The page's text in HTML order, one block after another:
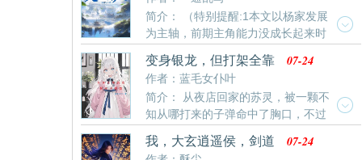
的他，可以从子嗣身上获取等额寿元。为了成仙，李沉
海苟到极致，窝在小镇上种田发育，利用寿元开辟灵
田，推演功法。长子降生，他成功迈入武道境界，成为
一名绝世高手！次子降生，他利用基础呼吸法推演出炼
气法门，成功踏入修仙世界。随着越来越多的子孙后代
诞生，家
简介： （特别提醒:1本文以杨家发展
为主轴，前期主角能力没成长起来时
戏份不多，戏份不多，戏份不多，介意勿进。2非合家
欢文，除主角外，书中其他角色都会走完自己的一生，
介意勿进。3本书大纲规划内容在300万字以上，目前只
进行到第二卷，内容只有不到18，介意勿进。感谢各位
读者大大的阅读！）第一卷:风起松山（已完）第二卷:
变身银龙，但打架全靠
剑与血
作者：蓝毛女仆叶
07-24
简介： 从夜店回家的苏灵，被一颗不
知从哪打来的子弹命中了胸口，不过
他并没有当场死亡，而是感觉整个身体似乎都要融化。
正当他绝望之际，脑中突兀响起的声音挽救了他的性
我，大玄逍遥侯，剑道
07-24